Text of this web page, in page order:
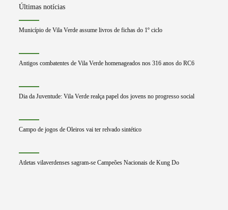
Últimas notícias
Município de Vila Verde assume livros de fichas do 1º ciclo
Antigos combatentes de Vila Verde homenageados nos 316 anos do RC6
Dia da Juventude: Vila Verde realça papel dos jovens no progresso social
Campo de jogos de Oleiros vai ter relvado sintético
Atletas vilaverdenses sagram-se Campeões Nacionais de Kung Do